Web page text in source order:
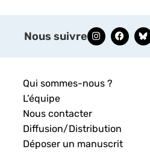
Nous suivre
Qui sommes-nous ?
L’équipe
Nous contacter
Diffusion/Distribution
Déposer un manuscrit